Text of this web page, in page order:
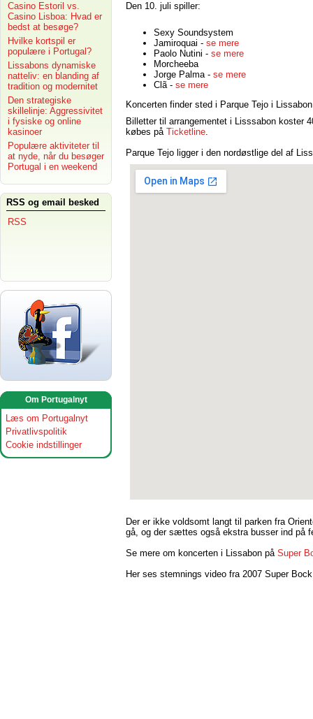
Casino Estoril vs.
Casino Lisboa: Hvad er
bedst at besøge?
Hvilke kortspil er
populære i Portugal?
Lissabons dynamiske
natteliv: en blanding af
tradition og modernitet
Den strategiske
skillelinje: Aggressivitet
i fysiske og online
kasinoer
Populære aktiviteter til
at nyde, når du besøger
Portugal i en weekend
RSS og email besked
RSS
Om Portugalnyt
Læs om Portugalnyt
Privatlivspolitik
Cookie indstillinger
Den 10. juli spiller:
Sexy Soundsystem
Jamiroquai - se mere
Paolo Nutini - se mere
Morcheeba
Jorge Palma - se mere
Clã - se mere
Koncerten finder sted i Parque Tejo i
Billetter til arrangementet i Lisssabon koster
købes på Ticketline.
Parque Tejo ligger i den nordøstlige del af
Der er ikke voldsomt langt til parken fra
gå, og der sættes også ekstra busser ind på
Se mere om koncerten i Lissabon på Super
Her ses stemnings video fra 2007 Super